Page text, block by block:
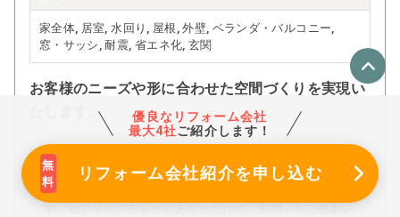
家全体, 居室, 水回り, 屋根, 外壁, ベランダ・バルコニー,
窓・サッシ, 耐震, 省エネ化, 玄関
お客様のニーズや形に合わせた空間づくりを実現い
たします。
お客様へメッセージ
ライフスタイルや、価値観、家への想いをヒアリングしま
優良なリフォーム会社
最大4社ご紹介します！
リフォーム会社紹介を申し込む